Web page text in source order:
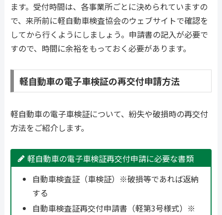
ます。受付時間は、各事業所ごとに決められていますの
で、来所前に軽自動車検査協会のウェブサイトで確認を
してから行くようにしましょう。申請書の記入が必要で
すので、時間に余裕をもっておく必要があります。
軽自動車の電子車検証の再交付申請方法
軽自動車の電子車検証について、紛失や破損時の再交付
方法をご紹介します。
軽自動車の電子車検証再交付申請に必要な書類
自動車検査証（車検証）※破損等であれば返納
する
自動車検査証再交付申請書（軽第3号様式）※